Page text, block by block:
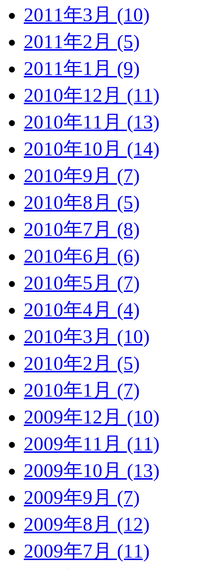
2011年3月 (10)
2011年2月 (5)
2011年1月 (9)
2010年12月 (11)
2010年11月 (13)
2010年10月 (14)
2010年9月 (7)
2010年8月 (5)
2010年7月 (8)
2010年6月 (6)
2010年5月 (7)
2010年4月 (4)
2010年3月 (10)
2010年2月 (5)
2010年1月 (7)
2009年12月 (10)
2009年11月 (11)
2009年10月 (13)
2009年9月 (7)
2009年8月 (12)
2009年7月 (11)